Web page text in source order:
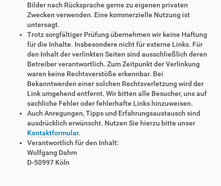
Bilder nach Rücksprache gerne zu eigenen privaten
Zwecken verwenden. Eine kommerzielle Nutzung ist
untersagt.
Trotz sorgfältiger Prüfung übernehmen wir keine Haftung
für die Inhalte. Insbesondere nicht für externe Links. Für
den Inhalt der verlinkten Seiten sind ausschließlich deren
Betreiber verantwortlich. Zum Zeitpunkt der Verlinkung
waren keine Rechtsverstöße erkennbar. Bei
Bekanntwerden einer solchen Rechtsverletzung wird der
Link umgehend entfernt. Wir bitten alle Besucher, uns auf
sachliche Fehler oder fehlerhafte Links hinzuweisen.
Auch Anregungen, Tipps und Erfahrungsaustausch sind
ausdrücklich erwünscht. Nutzen Sie hierzu bitte unser
Kontaktformular.
Verantwortlich für den Inhalt:
Wolfgang Dahm
D-50997 Köln